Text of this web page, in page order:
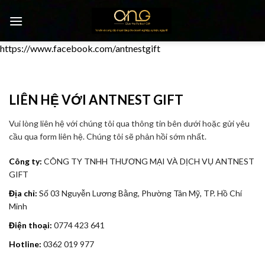
đến
dung
https://www.facebook.com/antnestgift
LIÊN HỆ VỚI ANTNEST GIFT
Vui lòng liên hệ với chúng tôi qua thông tin bên dưới hoặc gửi yêu
cầu qua form liên hệ. Chúng tôi sẽ phản hồi sớm nhất.
Công ty: CÔNG TY TNHH THƯƠNG MẠI VÀ DỊCH VỤ ANTNEST
GIFT
Địa chỉ: Số 03 Nguyễn Lương Bằng, Phường Tân Mỹ, TP. Hồ Chí
Minh
Điện thoại: 0774 423 641
Hotline: 0362 019 977